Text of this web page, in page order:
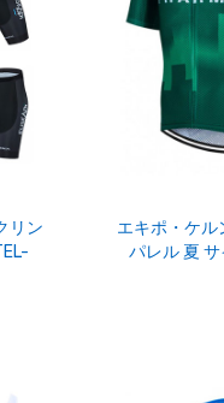
リン
エキポ・ケル
パレル 夏